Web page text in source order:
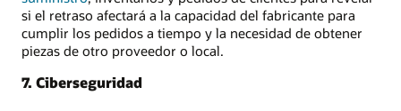
si el retraso afectará a la capacidad del fabricante para
cumplir los pedidos a tiempo y la necesidad de obtener
piezas de otro proveedor o local.
7. Ciberseguridad